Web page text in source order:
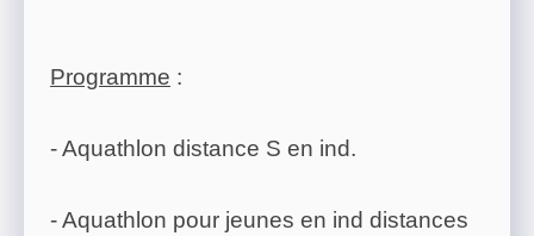
Programme :
- Aquathlon distance S en ind.
- Aquathlon pour jeunes en ind distances